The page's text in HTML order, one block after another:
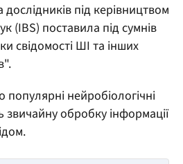
під керівництвом
(IBS) поставила під сумнів
свідомості ШІ та інших
нейробіологічні
звичайну обробку інформації